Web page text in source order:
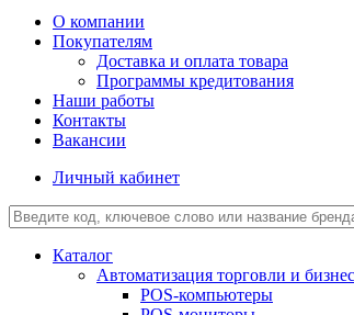
О компании
Покупателям
Доставка и оплата товара
Программы кредитования
Наши работы
Контакты
Вакансии
Личный кабинет
Каталог
Автоматизация торговли и
POS-компьютеры